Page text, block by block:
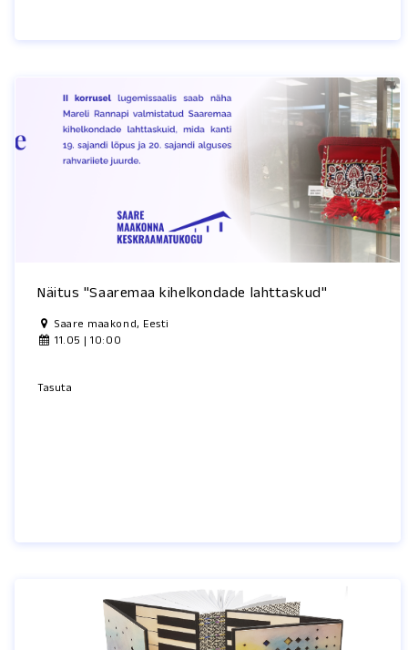
Näitus "Saaremaa kihelkondade lahttaskud"
Saare maakond, Eesti
11.05 | 10:00
Tasuta